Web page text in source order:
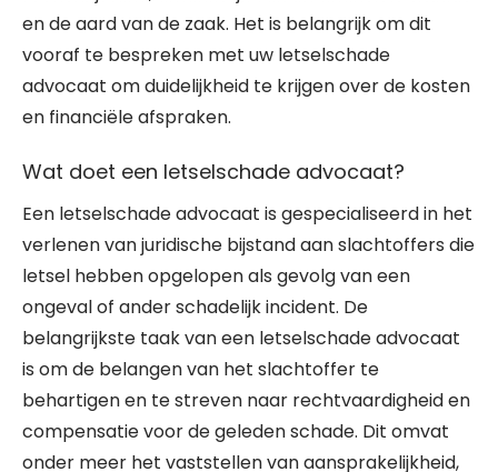
en de aard van de zaak. Het is belangrijk om dit
vooraf te bespreken met uw letselschade
advocaat om duidelijkheid te krijgen over de kosten
en financiële afspraken.
Wat doet een letselschade advocaat?
Een letselschade advocaat is gespecialiseerd in het
verlenen van juridische bijstand aan slachtoffers die
letsel hebben opgelopen als gevolg van een
ongeval of ander schadelijk incident. De
belangrijkste taak van een letselschade advocaat
is om de belangen van het slachtoffer te
behartigen en te streven naar rechtvaardigheid en
compensatie voor de geleden schade. Dit omvat
onder meer het vaststellen van aansprakelijkheid,